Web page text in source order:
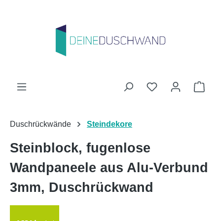
Du hast 0
Duschrückwände Steindekore
Steinblock, fugenlose
Wandpaneele aus Alu-Verbund
3mm, Duschrückwand